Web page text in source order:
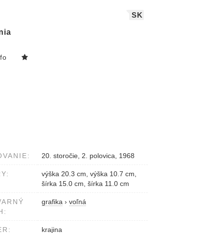
SK
20. storočie, 2. polovica, 1968
výška 20.3 cm, výška 10.7 cm,
šírka 15.0 cm, šírka 11.0 cm
grafika › voľná
krajina